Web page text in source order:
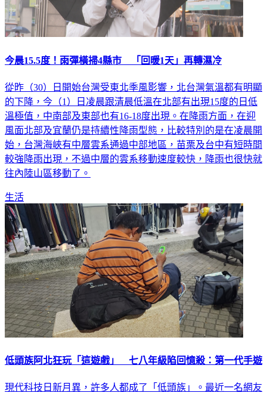
今晨15.5度！雨彈橫掃4縣市 「回暖1天」再轉濕冷
從昨（30）日開始台灣受東北季風影響，北台灣氣溫都有明顯
的下降，今（1）日凌晨跟清晨低溫在北部有出現15度的日低
溫極值，中南部及東部也有16-18度出現。在降雨方面，在迎
風面北部及宜蘭仍是持續性降雨型態，比較特別的是在凌晨開
始，台灣海峽有中層雲系通過中部地區，苗栗及台中有短時間
較強降雨出現，不過中層的雲系移動速度較快，降雨也很快就
往內陸山區移動了。
生活
低頭族阿北狂玩「這遊戲」 七八年級陷回憶殺：第一代手遊
現代科技日新月異，許多人都成了「低頭族」。最近一名網友